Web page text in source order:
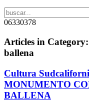
06330378
Articles in
ballena
Cultura
MONUMENTO
BALLENA